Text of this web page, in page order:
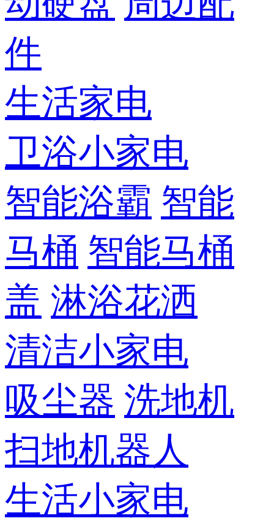
件
生活家电
卫浴小家电
智能浴霸 智能
马桶 智能马桶
盖 淋浴花洒
清洁小家电
吸尘器 洗地机
扫地机器人
生活小家电